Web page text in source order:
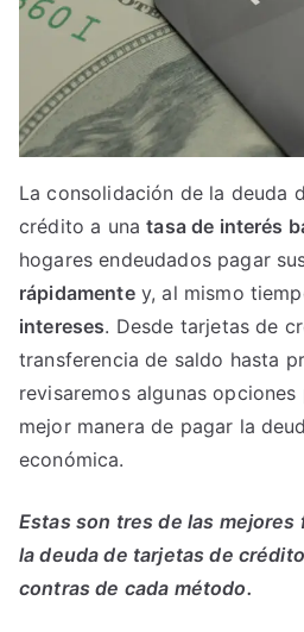
La consolidación de la deuda
crédito a unatasa de interés
hogares endeudados pagar
rápidamentey, al mismo
intereses. Desde tarjetas de
transferencia de saldo hasta
revisaremos algunas
mejor manera de pagar la
económica.
Estas son tres de las
la deuda de tarjetas de
contras de cada método.